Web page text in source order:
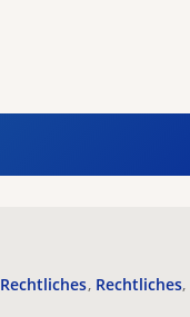
Rechtliches Rechtliches